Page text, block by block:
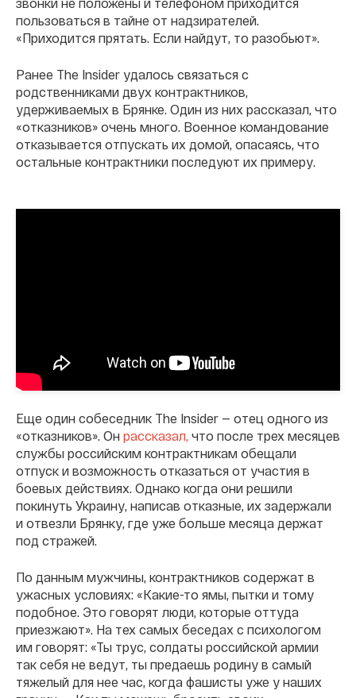
пользоваться в тайне от надзирателей.
«Приходится прятать. Если найдут, то разобьют».
Ранее The Insider удалось связаться с
родственниками двух контрактников,
удерживаемых в Брянке. Один из них рассказал, что
«отказников» очень много. Военное командование
отказывается отпускать их домой, опасаясь, что
остальные контрактники последуют их примеру.
Еще один собеседник The Insider — отец одного из
«отказников». Он рассказал, что после трех месяцев
службы российским контрактникам обещали
отпуск и возможность отказаться от участия в
боевых действиях. Однако когда они решили
покинуть Украину, написав отказные, их задержали
и отвезли Брянку, где уже больше месяца держат
под стражей.
По данным мужчины, контрактников содержат в
ужасных условиях: «Какие-то ямы, пытки и тому
подобное. Это говорят люди, которые оттуда
приезжают». На тех самых беседах с психологом
им говорят: «Ты трус, солдаты российской армии
так себя не ведут, ты предаешь родину в самый
тяжелый для нее час, когда фашисты уже у наших